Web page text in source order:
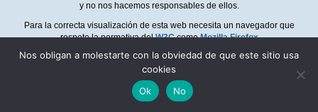
y no nos hacemos responsables de ellos.
Para la correcta visualización de esta web necesita un navegador que
respete la normativa delW3CcomoMozilla Firefox
Política de privacidad
Nos obligan a molestarte con la obviedad de que este sitio usa
cookies
Ok
No